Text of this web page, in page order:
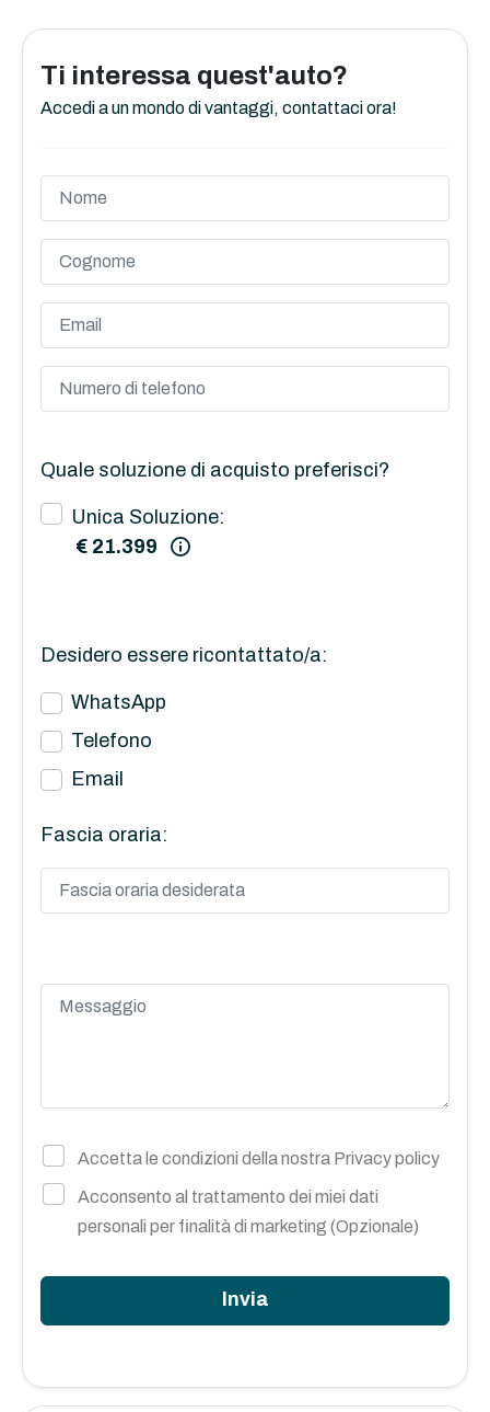
Ti interessa quest'auto?
Accedi a un mondo di vantaggi, contattaci ora!
Quale soluzione di acquisto preferisci?
Unica Soluzione:
€ 21.399
Desidero essere ricontattato/a:
WhatsApp
Telefono
Email
Fascia oraria:
Accetta le condizioni della nostra Privacy policy
Acconsento al trattamento dei miei dati
personali per finalità di marketing (Opzionale)
Invia